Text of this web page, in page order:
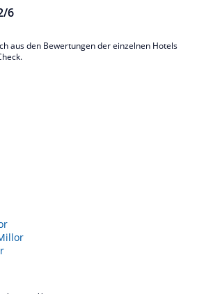
/6
aus den Bewertungen der einzelnen Hotels